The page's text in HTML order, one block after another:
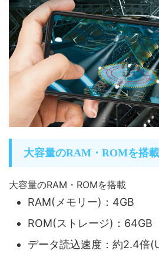
大容量のRAM・ROMを搭載
大容量のRAM・ROMを搭載
RAM(メモリー)：4GB
ROM(ストレージ)：64GB
データ読込速度：約2.4倍